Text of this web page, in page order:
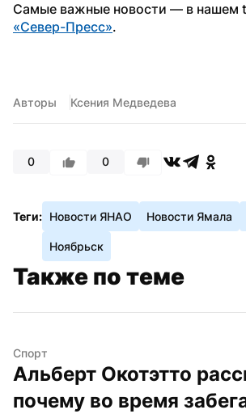
«Север-Пресс».
Авторы Ксения Медведева
0 0
Теги: Новости ЯНАО Новости Ямала
Ноябрьск
Также по теме
Спорт
Альберт Окотэтто
почему во время